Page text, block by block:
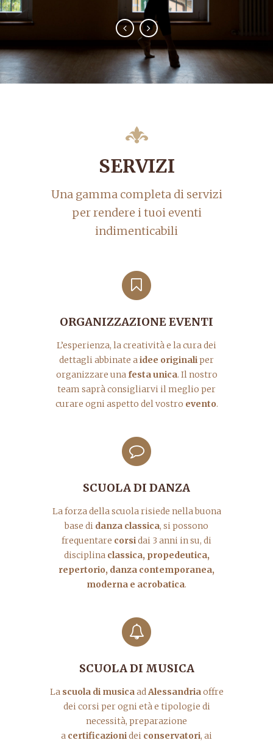
SERVIZI
Una gamma completa di servizi
per rendere i tuoi eventi
indimenticabili
ORGANIZZAZIONE EVENTI
L’esperienza, la creatività e la cura dei
dettagli abbinate aidee originaliper
organizzare unafesta unica. Il nostro
team saprà consigliarvi il meglio per
curare ogni aspetto del vostro evento.
SCUOLA DI DANZA
La forza della scuola risiede nella buona
base di danza classica, si possono
frequentare corsidai 3 anni in su, di
disciplinaclassica, propedeutica,
repertorio, danza contemporanea,
moderna e acrobatica.
SCUOLA DI MUSICA
La scuola di musicaadAlessandriaoffre
dei corsi per ogni età e tipologie di
necessità, preparazione
a certificazionidei conservatori, ai